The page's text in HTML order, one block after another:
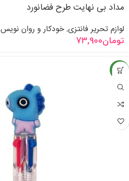
مداد بی نهایت طرح فضانورد
لوازم تحریر فانتزی, خودکار و روان نویس
تومان73,900
جدید